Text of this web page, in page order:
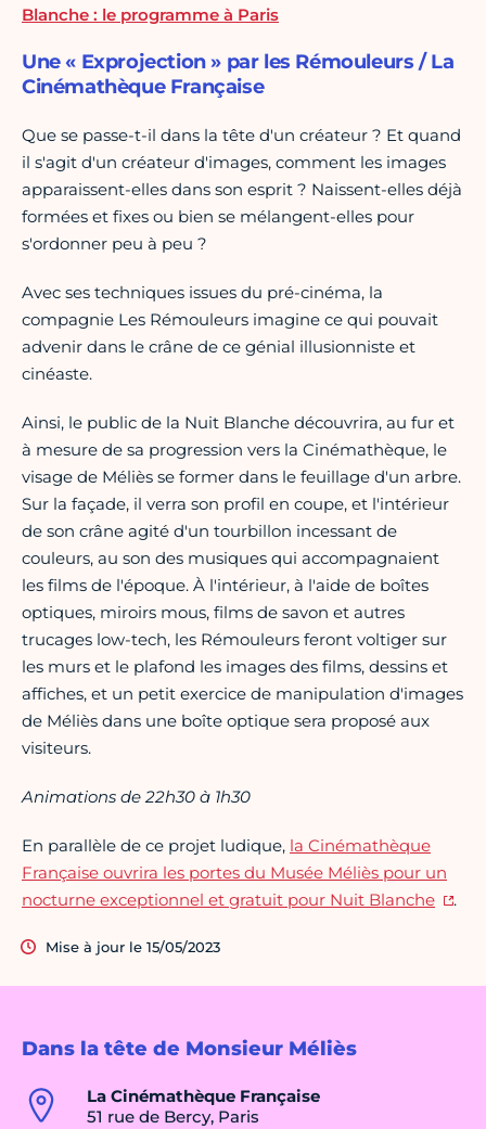
Dans la tête de Monsieur Méliès
La Cinémathèque Française
51 rue de Bercy, Paris
Blanche : le programme à Paris
Une « Exprojection » par les Rémouleurs / La
Cinémathèque Française
Que se passe-t-il dans la tête d'un créateur ? Et quand
il s'agit d'un créateur d'images, comment les images
apparaissent-elles dans son esprit ? Naissent-elles déjà
formées et fixes ou bien se mélangent-elles pour
s'ordonner peu à peu ?
Avec ses techniques issues du pré-cinéma, la
compagnie Les Rémouleurs imagine ce qui pouvait
advenir dans le crâne de ce génial illusionniste et
cinéaste.
Ainsi, le public de la Nuit Blanche découvrira, au fur et
à mesure de sa progression vers la Cinémathèque, le
visage de Méliès se former dans le feuillage d'un arbre.
Sur la façade, il verra son profil en coupe, et l'intérieur
de son crâne agité d'un tourbillon incessant de
couleurs, au son des musiques qui accompagnaient
les films de l'époque. À l'intérieur, à l'aide de boîtes
optiques, miroirs mous, films de savon et autres
trucages low-tech, les Rémouleurs feront voltiger sur
les murs et le plafond les images des films, dessins et
affiches, et un petit exercice de manipulation d'images
de Méliès dans une boîte optique sera proposé aux
visiteurs.
Animations de 22h30 à 1h30
En parallèle de ce projet ludique, la Cinémathèque
Française ouvrira les portes du Musée Méliès pour un
nocturne exceptionnel et gratuit pour Nuit Blanche
.
Mise à jour le 15/05/2023